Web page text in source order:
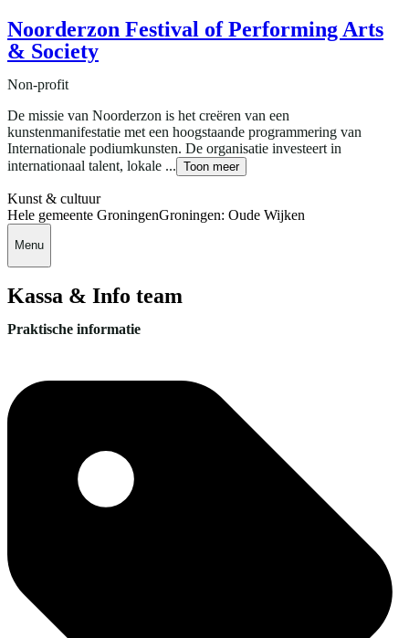
Noorderzon Festival of Performing Arts
& Society
Non-profit
De missie van Noorderzon is het creëren van een
kunstenmanifestatie met een hoogstaande programmering van
Internationale podiumkunsten. De organisatie investeert in
internationaal talent, lokale ... Toon meer
Kunst & cultuur
Hele gemeente GroningenGroningen: Oude Wijken
Menu
Kassa & Info team
Praktische informatie